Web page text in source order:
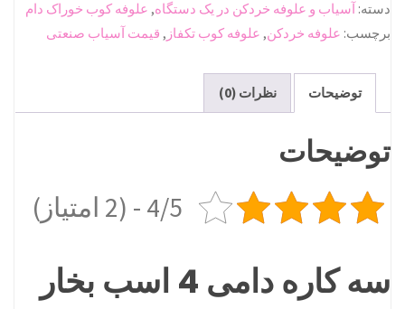
4
اسب
دسته:آسیاب و علوفه خردکن در یک دستگاه, علوفه کوب خوراک دام
برچسب: علوفه خردکن, علوفه کوب تکفاز , قیمت آسیاب صنعتی
توضیحات نظرات (0)
توضیحات
4/5 - (2 امتیاز)
سه کاره دامی 4 اسب بخار